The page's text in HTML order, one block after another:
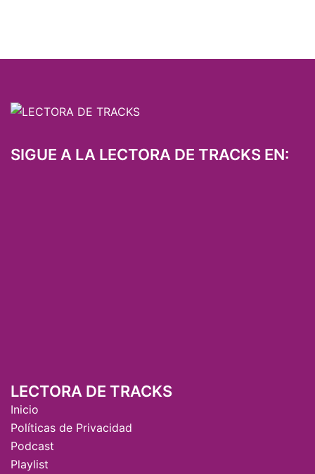
SIGUE A LA LECTORA DE TRACKS EN:
LECTORA DE TRACKS
Inicio
Políticas de Privacidad
Podcast
Playlist